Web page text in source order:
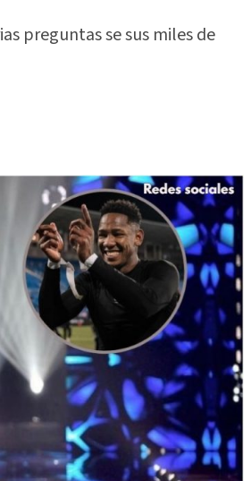
preguntas se sus miles de